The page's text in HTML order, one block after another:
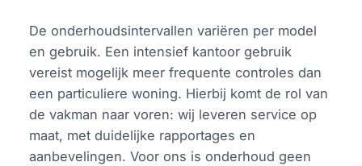
De onderhoudsintervallen variëren per model
en gebruik. Een intensief kantoor gebruik
vereist mogelijk meer frequente controles dan
een particuliere woning. Hierbij komt de rol van
de vakman naar voren: wij leveren service op
maat, met duidelijke rapportages en
aanbevelingen. Voor ons is onderhoud geen